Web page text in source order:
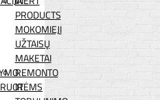
PRODUCTS
MOKOMIEJI
UŽTAISŲ
MAKETAI
REMONTO
IR